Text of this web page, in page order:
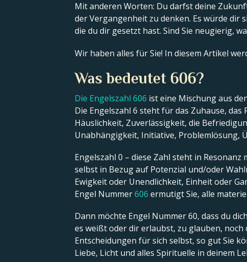
Mit anderen Worten: Du darfst deine
der Vergangenheit zu denken. Es würde dir
die du dir gesetzt hast. Sind Sie neugierig,
Wir haben alles für Sie! In diesem Artikel
Was bedeutet 606?
Die Engelszahl 606 ist eine Mischung aus
Die Engelszahl 6 steht für das Zuhause,
Häuslichkeit, Zuverlässigkeit, die
Unabhängigkeit, Initiative, Problemlösung,
Engelszahl 0 – diese Zahl steht in
selbst in Bezug auf Potenzial und/oder
Ewigkeit oder Unendlichkeit, Einheit oder
Engel Nummer606 ermutigt Sie, alle
Dann möchte Engel Nummer 60, dass du
es weißt oder dir erlaubst, zu glauben,
Entscheidungen für sich selbst, so gut Sie
Liebe, Licht und alles Spirituelle in deinem